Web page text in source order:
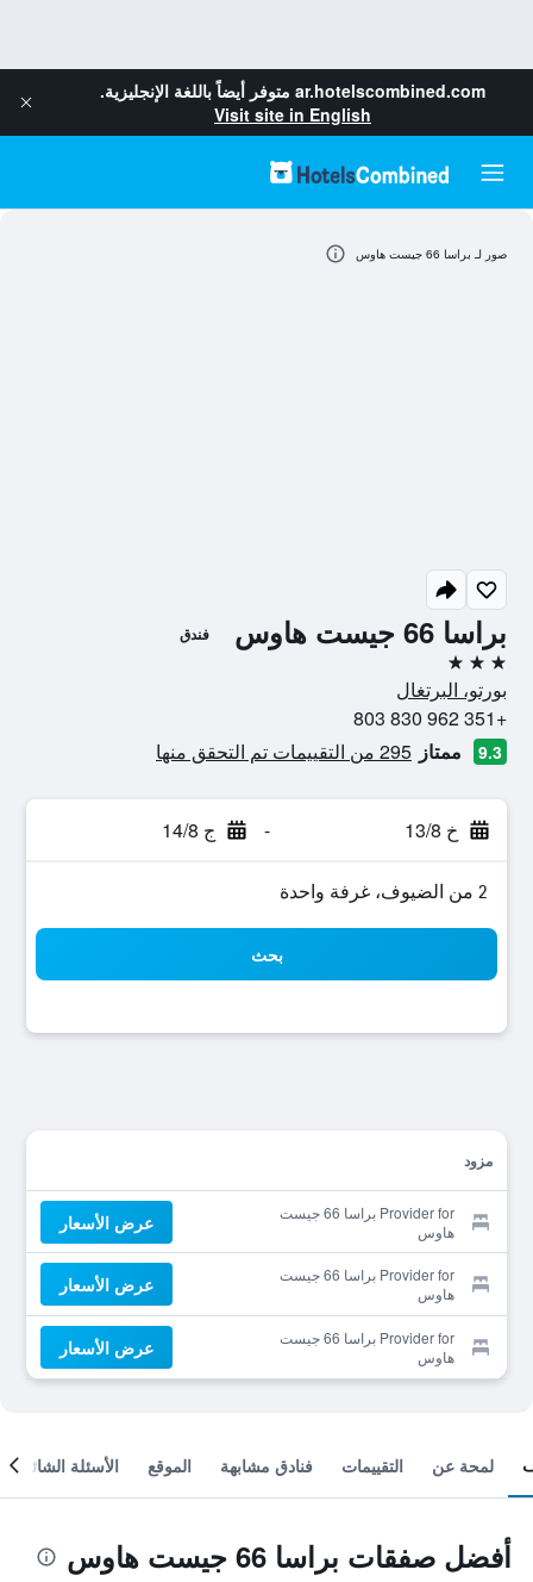
ar.hotelscombined.com متوفر أيضاً باللغة الإنجليزية.
Visit site in English
براسا 66 جيست هاوس فندق
3 نجوم
بورتو، البرتغال
+351 962 830 803
9.3 ممتاز 295 من التقييمات تم التحقق منها
خ 13/8 - ج 14/8
2 من الضيوف، غرفة واحدة
بحث
مزود
Provider for براسا 66 جيست
هاوس
عرض الأسعار
Provider for براسا 66 جيست
هاوس
عرض الأسعار
Provider for براسا 66 جيست
هاوس
عرض الأسعار
صور لـ براسا 66 جيست هاوس
لمحة عن التقييمات فنادق مشابهة الموقع الأسئلة الشائعة
أفضل صفقات براسا 66 جيست هاوس